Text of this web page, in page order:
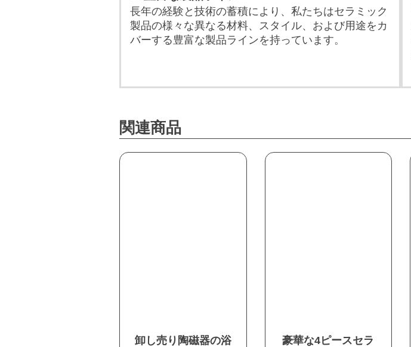
長年の経験と技術の蓄積により、私たちはセラミック
製品の様々な異なる材料、スタイル、および用途をカ
バーする豊富な製品ラインを持っています。
関連商品
卸し売り陶磁器の浴
豪華な4ピースセラ